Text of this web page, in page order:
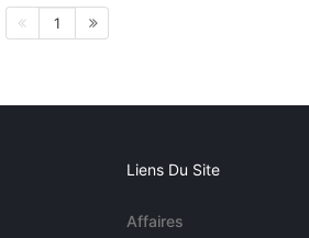
1
Liens Du Site
Affaires